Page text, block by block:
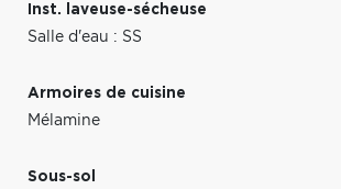
Inst. laveuse-sécheuse
Salle d'eau : SS
Armoires de cuisine
Mélamine
Sous-sol